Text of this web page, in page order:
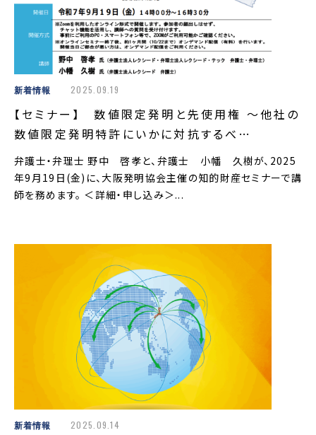
新着情報 2025.09.19
【セミナー】 数値限定発明と先使用権 ～他社の
数値限定発明特許にいかに対抗するべ…
弁護士・弁理士 野中 啓孝と、弁護士 小幡 久樹が、2025
年9月19日(金)に、大阪発明協会主催の知的財産セミナーで講
師を務めます。 ＜詳細・申し込み＞...
新着情報 2025.09.14